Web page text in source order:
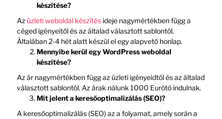
készítése?
Az üzleti weboldal készítés ideje nagymértékben függ a
céged igényeitől és az általad választott sablontól.
Általában 2-4 hét alatt készül el egy alapvető honlap.
Mennyibe kerül egy WordPress weboldal
készítése?
Az ár nagymértékben függ az üzleti igényeidtől és az általad
választott sablontól. Az árak nálunk 1000 Eurótó indulnak.
Mit jelent a keresőoptimalizálás (SEO)?
A keresőoptimalizálás (SEO) az a folyamat, amely során a